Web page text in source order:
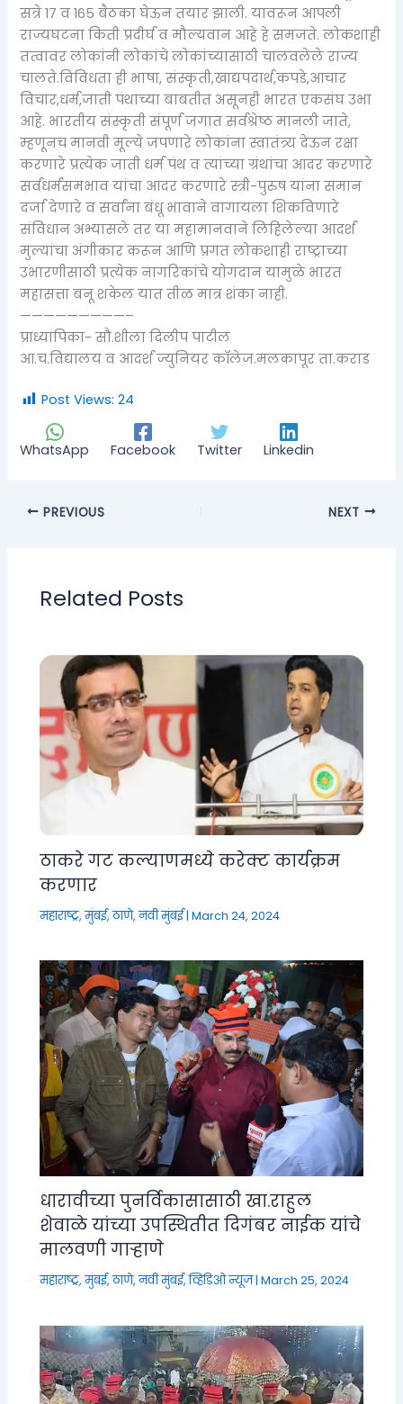
सत्रे 17 व 165 बैठका घेऊन तयार झाली. यावरून आपली
राज्यघटना किती प्रदीर्घ व मौल्यवान आहे हे समजते. लोकशाही
तत्वावर लोकांनी लोकांचे लोकांच्यासाठी चालवलेले राज्य
चालते.विविधता ही भाषा, संस्कृती,खाद्यपदार्थ,कपडे,आचार
विचार,धर्म,जाती पंथाच्या बाबतीत असूनही भारत एकसंघ उभा
आहे. भारतीय संस्कृती संपूर्ण जगात सर्वश्रेष्ठ मानली जाते,
म्हणूनच मानवी मूल्ये जपणारे लोकांना स्वातंत्र्य देऊन रक्षा
करणारे प्रत्येक जाती धर्म पंथ व त्यांच्या ग्रंथांचा आदर करणारे
सर्वधर्मसमभाव यांचा आदर करणारे स्त्री-पुरुष यांना समान
दर्जा देणारे व सर्वांना बंधू भावाने वागायला शिकविणारे
संविधान अभ्यासले तर या महामानवाने लिहिलेल्या आदर्श
मुल्यांचा अंगीकार करून आणि प्रगत लोकशाही राष्ट्राच्या
उभारणीसाठी प्रत्येक नागरिकांचे योगदान यामुळे भारत
महासत्ता बनू शकेल यात तीळ मात्र शंका नाही.
—————————–
प्राध्यापिका- सौ.शीला दिलीप पाटील
आ.च.विद्यालय व आदर्श ज्युनियर कॉलेज.मलकापूर ता.कराड
Post Views: 24
WhatsApp Facebook Twitter Linkedin
PREVIOUS NEXT
Related Posts
ठाकरे गट कल्याणमध्ये करेक्ट कार्यक्रम
करणार
महाराष्ट्र,मुंबई, ठाणे, नवी मुंबई|March 24, 2024
धारावीच्या पुनर्विकासासाठी खा.राहुल
शेवाळे यांच्या उपस्थितीत दिगंबर नाईक यांचे
मालवणी गाऱ्हाणे
महाराष्ट्र,मुंबई, ठाणे, नवी मुंबई,व्हिडिओ न्यूज|March 25, 2024